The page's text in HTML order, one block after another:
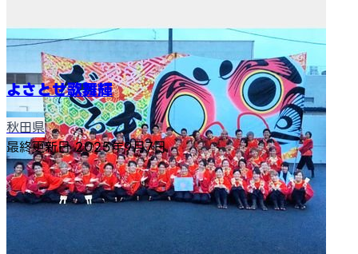
よさとせ歌舞輝
秋田県
最終更新日2025年9月7日